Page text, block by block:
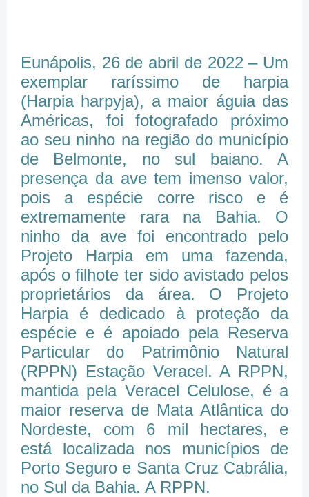
Eunápolis, 26 de abril de 2022 – Um
exemplar raríssimo de harpia
(Harpia harpyja), a maior águia das
Américas, foi fotografado próximo
ao seu ninho na região do município
de Belmonte, no sul baiano. A
presença da ave tem imenso valor,
pois a espécie corre risco e é
extremamente rara na Bahia. O
ninho da ave foi encontrado pelo
Projeto Harpia em uma fazenda,
após o filhote ter sido avistado pelos
proprietários da área. O Projeto
Harpia é dedicado à proteção da
espécie e é apoiado pela Reserva
Particular do Patrimônio Natural
(RPPN) Estação Veracel. A RPPN,
mantida pela Veracel Celulose, é a
maior reserva de Mata Atlântica do
Nordeste, com 6 mil hectares, e
está localizada nos municípios de
Porto Seguro e Santa Cruz Cabrália,
no Sul da Bahia. A RPPN.